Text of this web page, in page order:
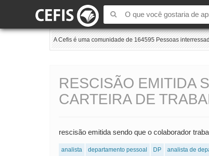
A Cefis é uma comunidade de 164595 Pessoas
RESCISÃO EMITIDA
CARTEIRA DE
rescisão emitida sendo que o colaborador
analista departamento pessoal DP analista de